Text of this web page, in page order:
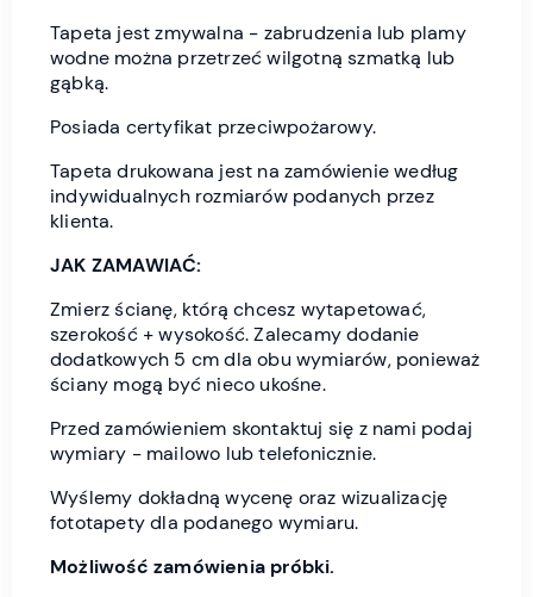
Tapeta jest zmywalna - zabrudzenia lub plamy
wodne można przetrzeć wilgotną szmatką lub
gąbką.
Posiada certyfikat przeciwpożarowy.
Tapeta drukowana jest na zamówienie według
indywidualnych rozmiarów podanych przez
klienta.
JAK ZAMAWIAĆ:
Zmierz ścianę, którą chcesz wytapetować,
szerokość + wysokość. Zalecamy dodanie
dodatkowych 5 cm dla obu wymiarów, ponieważ
ściany mogą być nieco ukośne.
Przed zamówieniem skontaktuj się z nami podaj
wymiary - mailowo lub telefonicznie.
Wyślemy dokładną wycenę oraz wizualizację
fototapety dla podanego wymiaru.
Możliwość zamówienia próbki.